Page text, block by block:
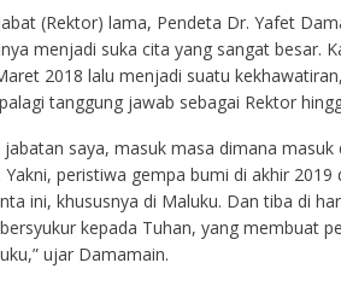
(Rektor) lama, Pendeta Dr. Yafet
menjadi suka cita yang sangat besar.
2018 lalu menjadi suatu
tanggung jawab sebagai Rektor
saya, masuk masa dimana masuk
peristiwa gempa bumi di akhir
ini, khususnya di Maluku. Dan tiba di
kepada Tuhan, yang membuat
ujar Damamain.